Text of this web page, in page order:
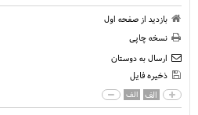
بازدید از صفحه اول
نسخه چاپی
ارسال به دوستان
ذخیره فایل
الف الف